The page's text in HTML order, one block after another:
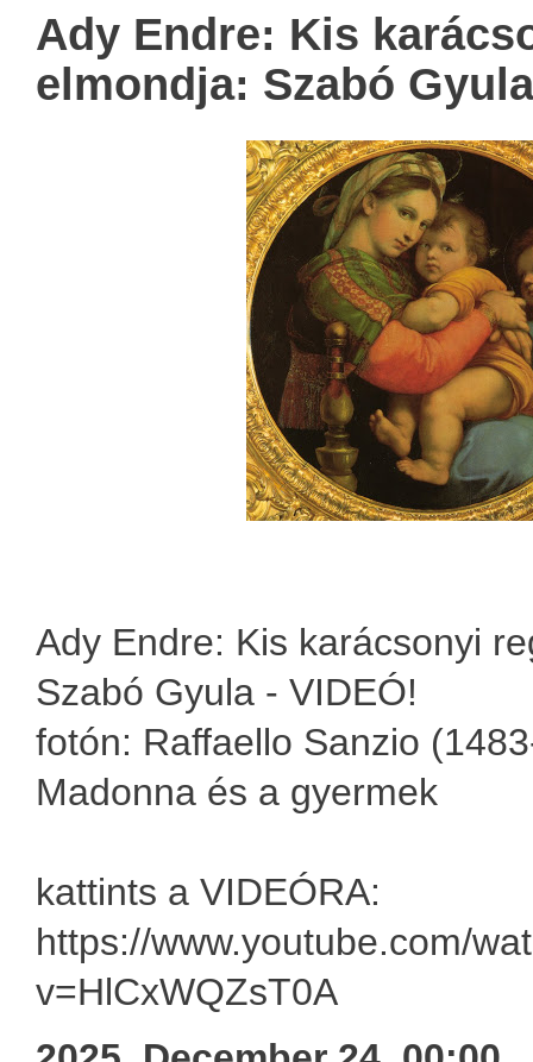
Ady Endre: Kis
elmondja: Szabó
Ady Endre: Kis karácsonyi
Szabó Gyula - VIDEÓ!
fotón: Raffaello Sanzio
Madonna és a gyermek
kattints a VIDEÓRA:
https://www.youtube.com/
v=HlCxWQZsT0A